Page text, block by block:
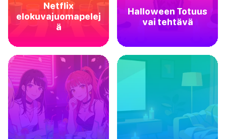
Netflix
elokuvajuomapelej
ä
Halloween Totuus
vai tehtävä